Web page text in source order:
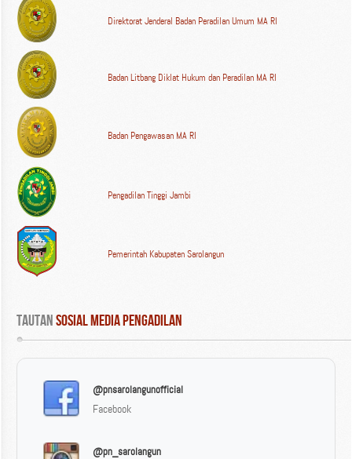
Direktorat Jenderal Badan Peradilan Umum MA RI
Badan Litbang Diklat Hukum dan Peradilan MA RI
Badan Pengawasan MA RI
Pengadilan Tinggi Jambi
Pemerintah Kabupaten Sarolangun
Tautan Sosial Media Pengadilan
@pnsarolangunofficial
Facebook
@pn_sarolangun